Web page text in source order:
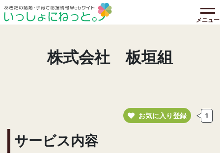
メニュー
株式会社 板垣組
お気に入り登録 1
サービス内容